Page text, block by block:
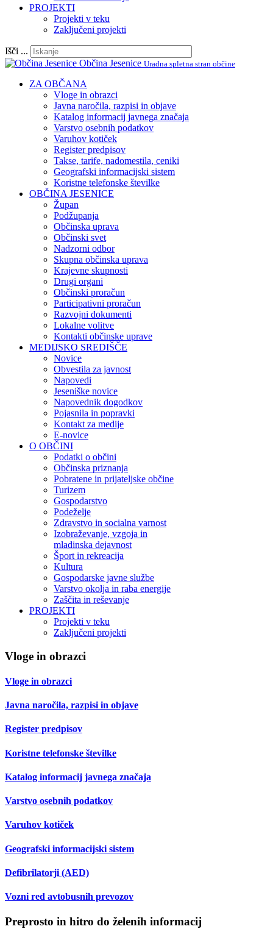
PROJEKTI
Projekti v teku
Zaključeni projekti
Išči ...
Občina Jesenice Uradna spletna stran občine
ZA OBČANA
Vloge in obrazci
Javna naročila, razpisi in objave
Katalog informacij javnega značaja
Varstvo osebnih podatkov
Varuhov kotiček
Register predpisov
Takse, tarife, nadomestila, ceniki
Geografski informacijski sistem
Koristne telefonske številke
OBČINA JESENICE
Župan
Podžupanja
Občinska uprava
Občinski svet
Nadzorni odbor
Skupna občinska uprava
Krajevne skupnosti
Drugi organi
Občinski proračun
Participativni proračun
Razvojni dokumenti
Lokalne volitve
Kontakti občinske uprave
MEDIJSKO SREDIŠČE
Novice
Obvestila za javnost
Napovedi
Jeseniške novice
Napovednik dogodkov
Pojasnila in popravki
Kontakt za medije
E-novice
O OBČINI
Podatki o občini
Občinska priznanja
Pobratene in prijateljske občine
Turizem
Gospodarstvo
Podeželje
Zdravstvo in socialna varnost
Izobraževanje, vzgoja in
mladinska dejavnost
Šport in rekreacija
Kultura
Gospodarske javne službe
Varstvo okolja in raba energije
Zaščita in reševanje
PROJEKTI
Projekti v teku
Zaključeni projekti
Vloge in obrazci
Vloge in obrazci
Javna naročila, razpisi in objave
Register predpisov
Koristne telefonske številke
Katalog informacij javnega značaja
Varstvo osebnih podatkov
Varuhov kotiček
Geografski informacijski sistem
Defibrilatorji (AED)
Vozni red avtobusnih prevozov
Preprosto in hitro do želenih informacij